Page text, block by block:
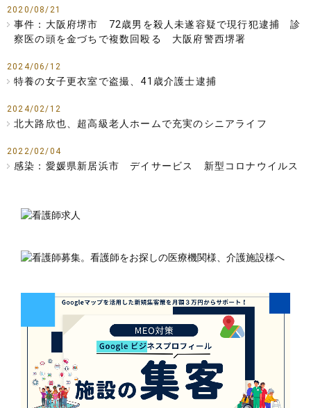
2020/08/21
事件：大阪府堺市 72歳男を殺人未遂容疑で現行犯逮捕 診
察医の頭を金づちで複数回殴る 大阪府警西堺署
2024/06/12
特養の女子更衣室で盗撮、41歳介護士逮捕
2024/02/12
北大路欣也、超高級老人ホームで充実のシニアライフ
2022/02/04
感染：愛媛県新居浜市 デイサービス 新型コロナウイルス